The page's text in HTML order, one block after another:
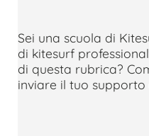
Sei una scuola di
di kitesurf
di questa rubrica?
inviare il tuo supporto